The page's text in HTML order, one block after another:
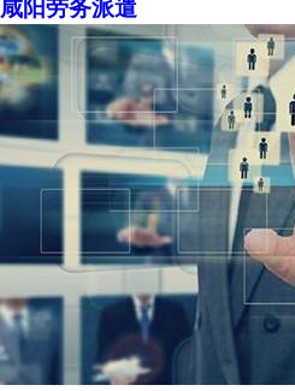
咸阳劳务派遣